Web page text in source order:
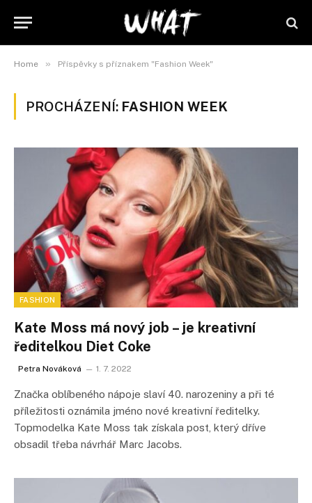
Home » Příspěvky s příznakem "Fashion Week"
PROCHÁZENÍ: FASHION WEEK
FASHION
Kate Moss má nový job – je kreativní
ředitelkou Diet Coke
Petra Nováková 1. 7. 2022
Značka oblíbeného nápoje slaví 40. narozeniny a při té
příležitosti oznámila jméno nové kreativní ředitelky.
Topmodelka Kate Moss tak získala post, který dříve
obsadil třeba návrhář Marc Jacobs.